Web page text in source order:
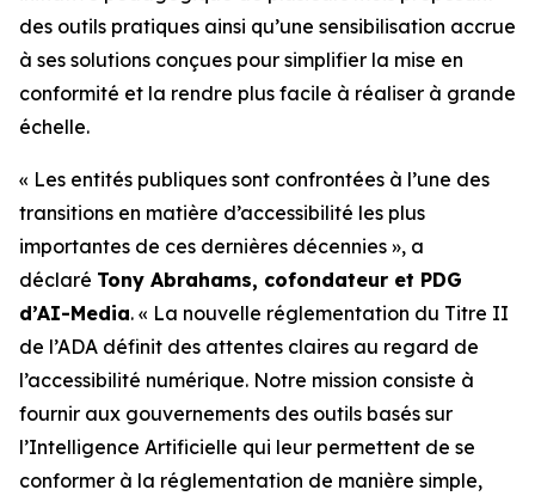
des outils pratiques ainsi qu’une sensibilisation accrue
à ses solutions conçues pour simplifier la mise en
conformité et la rendre plus facile à réaliser à grande
échelle.
« Les entités publiques sont confrontées à l’une des
transitions en matière d’accessibilité les plus
importantes de ces dernières décennies », a
déclaré Tony Abrahams, cofondateur et PDG
d’AI-Media. « La nouvelle réglementation du Titre II
de l’ADA définit des attentes claires au regard de
l’accessibilité numérique. Notre mission consiste à
fournir aux gouvernements des outils basés sur
l’Intelligence Artificielle qui leur permettent de se
conformer à la réglementation de manière simple,